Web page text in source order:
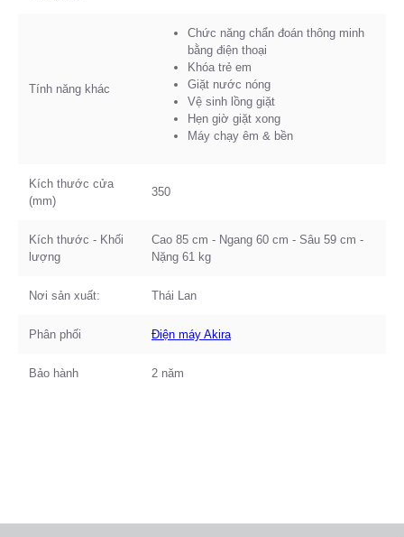
Tính năng khác
Chức năng chẩn đoán thông minh
bằng điện thoại
Khóa trẻ em
Giặt nước nóng
Vệ sinh lồng giặt
Hẹn giờ giặt xong
Máy chạy êm & bền
Kích thước cửa
(mm)
350
Kích thước - Khối
lượng
Cao 85 cm - Ngang 60 cm - Sâu 59 cm -
Nặng 61 kg
Nơi sản xuất: Thái Lan
Phân phối Điện máy Akira
Bảo hành 2 năm